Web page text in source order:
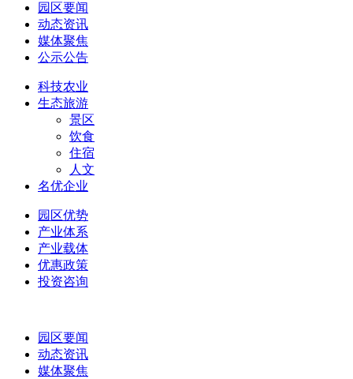
园区要闻
动态资讯
媒体聚焦
公示公告
科技农业
生态旅游
景区
饮食
住宿
人文
名优企业
园区优势
产业体系
产业载体
优惠政策
投资咨询
园区要闻
动态资讯
媒体聚焦